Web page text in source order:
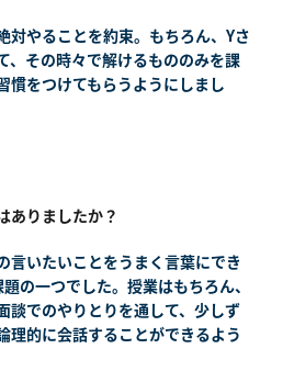
対やることを約束。もちろん、Yさ
、その時々で解けるもののみを課
慣をつけてもらうようにしまし
ありましたか？
言いたいことをうまく言葉にでき
の一つでした。授業はもちろん、
談でのやりとりを通して、少しず
理的に会話することができるよう